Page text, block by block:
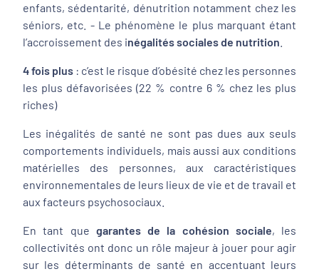
enfants, sédentarité, dénutrition notamment chez les
séniors, etc. - Le phénomène le plus marquant étant
l’accroissement des inégalités sociales de nutrition
4 fois plus : c’est le risque d’obésité chez les personnes
les plus défavorisées (22 % contre 6 % chez les plus
riches)
Les inégalités de santé ne sont pas dues aux seuls
comportements individuels, mais aussi aux conditions
matérielles des personnes, aux caractéristiques
environnementales de leurs lieux de vie et de travail et
aux facteurs psychosociaux.
En tant que garantes de la cohésion sociale, les
collectivités ont donc un rôle majeur à jouer pour agir
sur les déterminants de santé en accentuant leurs